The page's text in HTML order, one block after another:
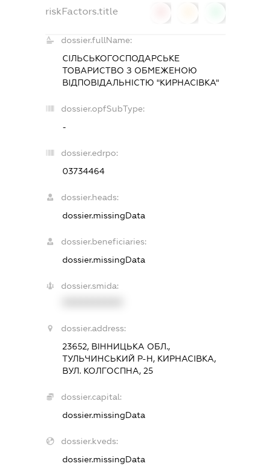
riskFactors.title
dossier.fullName:
СІЛЬСЬКОГОСПОДАРСЬКЕ
ТОВАРИСТВО З ОБМЕЖЕНОЮ
ВІДПОВІДАЛЬНІСТЮ "КИРНАСІВКА"
dossier.opfSubType:
-
dossier.edrpo:
03734464
dossier.heads:
dossier.missingData
dossier.beneficiaries:
dossier.missingData
dossier.smida:
dossier.address:
23652, ВІННИЦЬКА ОБЛ.,
ТУЛЬЧИНСЬКИЙ Р-Н, КИРНАСІВКА,
ВУЛ. КОЛГОСПНА, 25
dossier.capital:
dossier.missingData
dossier.kveds:
dossier.missingData